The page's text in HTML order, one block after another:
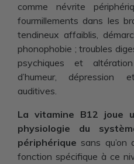
comme névrite
fourmillements dans les
tendineux affaiblis,
phonophobie ; troubles
psychiques et
d’humeur, dépression
auditives.
La vitamine B12 joue
physiologie du
périphérique sans qu’on
fonction spécifique à ce